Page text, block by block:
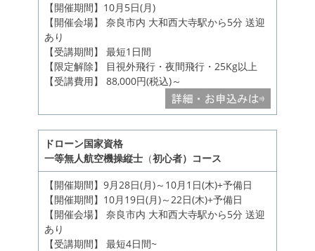
【開催期間】10月5日(月)
【開催会場】 奈良市内 大和西大寺駅から5分 送迎
あり
【受講期間】 最短1日間
【限定解除】 目視外飛行・夜間飛行・25Kg以上
【受講費用】 88,000円(税込)～
ドローン国家資格
一等無人航空機操縦士 （初心者）コース
【開催期間】9月28日(月)～10月1日(木)+予備日
【開催期間】10月19日(月)～22日(木)+予備日
【開催会場】 奈良市内 大和西大寺駅から5分 送迎
あり
【受講期間】 最短4日間~